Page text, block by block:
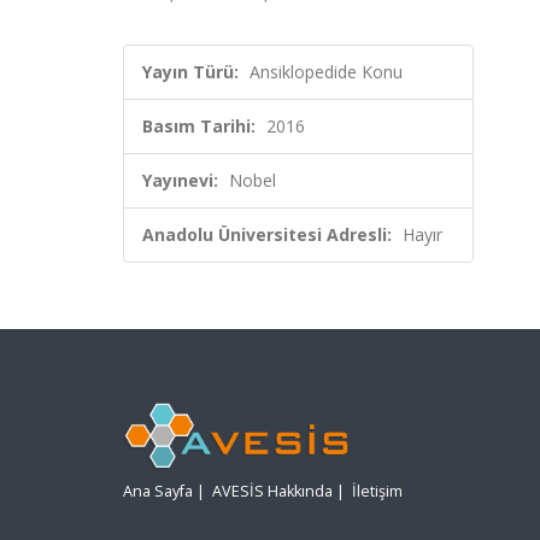
Yayın Türü: Ansiklopedide Konu
Basım Tarihi: 2016
Yayınevi: Nobel
Anadolu Üniversitesi Adresli: Hayır
Ana Sayfa | AVESİS Hakkında | İletişim